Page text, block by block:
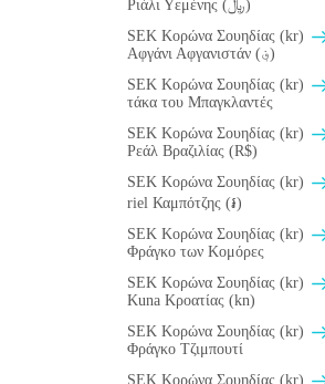
Ριάλι Υεμένης (﷼)
SEK Κορώνα Σουηδίας (kr)
Αφγάνι Αφγανιστάν (؋)
SEK Κορώνα Σουηδίας (kr)
τάκα του Μπαγκλαντές
SEK Κορώνα Σουηδίας (kr)
Ρεάλ Βραζιλίας (R$)
SEK Κορώνα Σουηδίας (kr)
riel Καμπότζης (៛)
SEK Κορώνα Σουηδίας (kr)
Φράγκο των Κομόρες
SEK Κορώνα Σουηδίας (kr)
Kuna Κροατίας (kn)
SEK Κορώνα Σουηδίας (kr)
Φράγκο Τζιμπουτί
SEK Κορώνα Σουηδίας (kr)